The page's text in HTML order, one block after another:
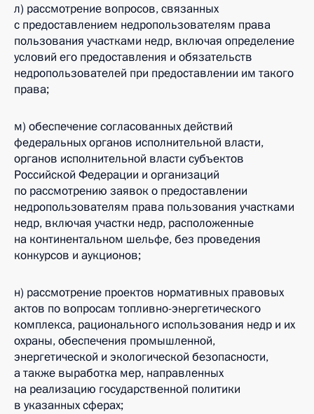
л) рассмотрение вопросов, связанных
с предоставлением недропользователям права
пользования участками недр, включая определение
условий его предоставления и обязательств
недропользователей при предоставлении им такого
права;
м) обеспечение согласованных действий
федеральных органов исполнительной власти,
органов исполнительной власти субъектов
Российской Федерации и организаций
по рассмотрению заявок о предоставлении
недропользователям права пользования участками
недр, включая участки недр, расположенные
на континентальном шельфе, без проведения
конкурсов и аукционов;
н) рассмотрение проектов нормативных правовых
актов по вопросам топливно-энергетического
комплекса, рационального использования недр и их
охраны, обеспечения промышленной,
энергетической и экологической безопасности,
а также выработка мер, направленных
на реализацию государственной политики
в указанных сферах;